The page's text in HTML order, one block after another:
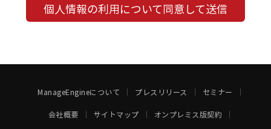
個人情報の利用について同意して送信
ManageEngineについて プレスリリース セミナー
会社概要 サイトマップ オンプレミス版契約